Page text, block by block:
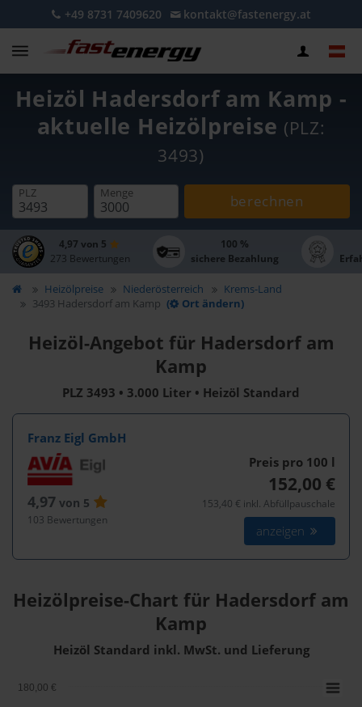
+49 8731 7409620 kontakt@fastenergy.at
Heizöl Hadersdorf am Kamp -
aktuelle Heizölpreise (PLZ:
3493)
PLZ Menge berechnen
4,97 von 5
273 Bewertungen
100 %
sichere Bezahlung
Heizölpreise Niederösterreich
Krems-Land
3493 Hadersdorf am Kamp ( Ort ändern)
Heizöl-Angebot für Hadersdorf am
Kamp
PLZ 3493 • 3.000 Liter • Heizöl Standard
Franz Eigl GmbH
4,97von 5
103 Bewertungen
Preis pro 100 l
152,00 €
153,40 € inkl. Abfüllpauschale
anzeigen
Heizölpreise-Chart für Hadersdorf am
Kamp
Heizöl Standard inkl. MwSt. und Lieferung
180,00 €